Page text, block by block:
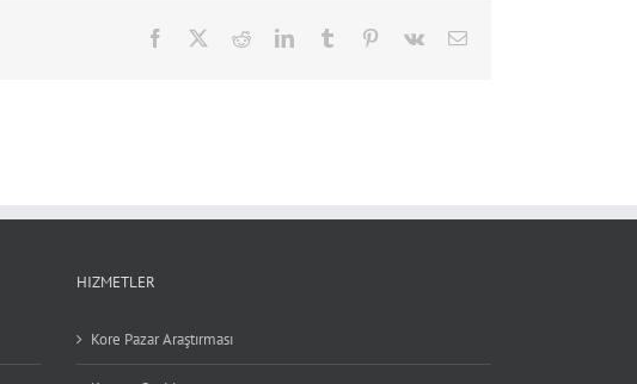
Facebook RedditLinkedInTumblr Pinterest
Vk Email
HIZMETLER
Kore Pazar Araştırması